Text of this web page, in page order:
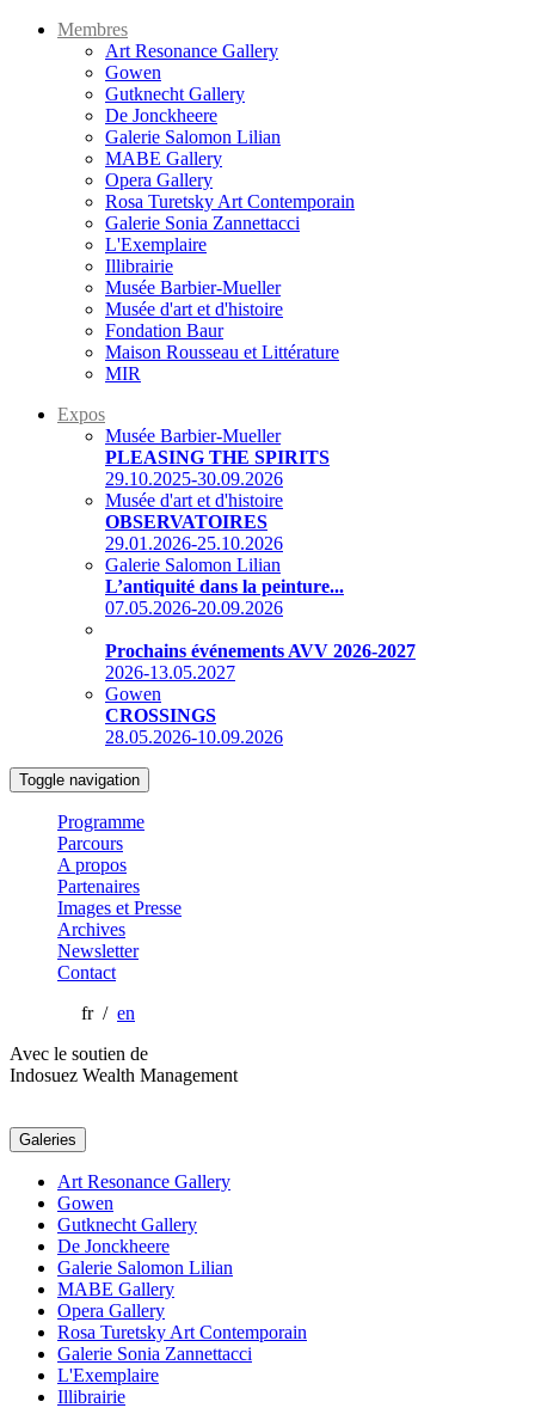
Membres
Art Resonance Gallery
Gowen
Gutknecht Gallery
De Jonckheere
Galerie Salomon Lilian
MABE Gallery
Opera Gallery
Rosa Turetsky Art Contemporain
Galerie Sonia Zannettacci
L'Exemplaire
Illibrairie
Musée Barbier-Mueller
Musée d'art et d'histoire
Fondation Baur
Maison Rousseau et Littérature
MIR
Expos
Musée Barbier-Mueller
PLEASING THE SPIRITS
29.10.2025-30.09.2026
Musée d'art et d'histoire
OBSERVATOIRES
29.01.2026-25.10.2026
Galerie Salomon Lilian
L’antiquité dans la peinture...
07.05.2026-20.09.2026
Prochains événements AVV 2026-2027
2026-13.05.2027
Gowen
CROSSINGS
28.05.2026-10.09.2026
Toggle navigation
Programme
Parcours
A propos
Partenaires
Images et Presse
Archives
Newsletter
Contact
fr / en
Avec le soutien de
Indosuez Wealth Management
Galeries
Art Resonance Gallery
Gowen
Gutknecht Gallery
De Jonckheere
Galerie Salomon Lilian
MABE Gallery
Opera Gallery
Rosa Turetsky Art Contemporain
Galerie Sonia Zannettacci
L'Exemplaire
Illibrairie